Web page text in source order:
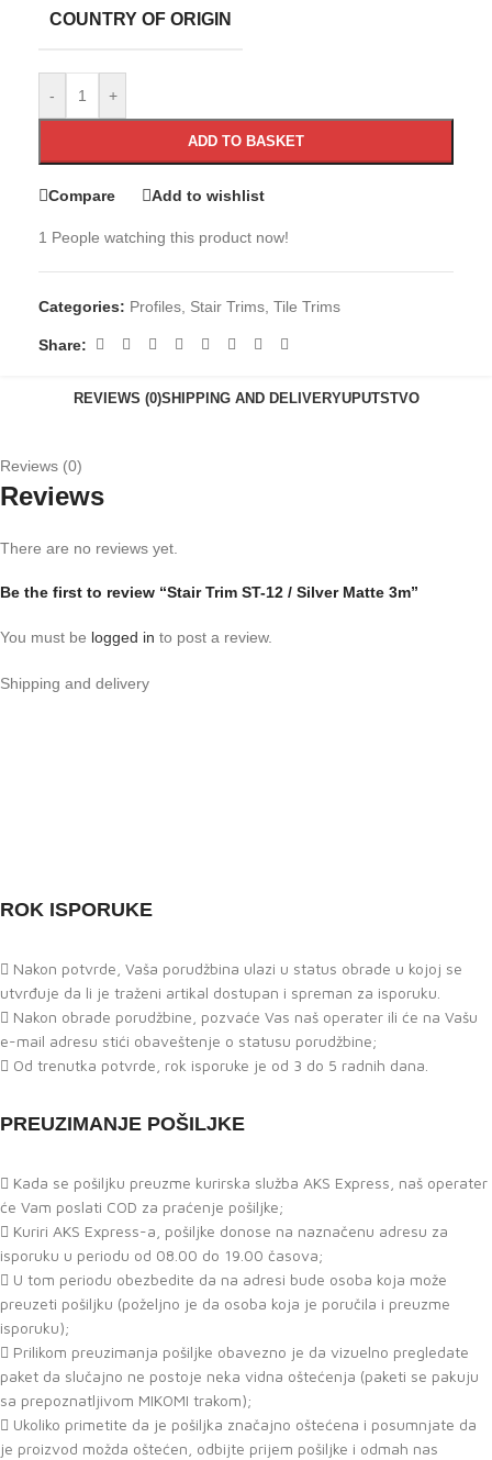
COUNTRY OF ORIGIN
- +
ADD TO BASKET
Compare Add to wishlist
1 People watching this product now!
Categories: Profiles Stair Trims Tile Trims
Share:
REVIEWS (0)SHIPPING AND DELIVERYUPUTSTVO
Reviews (0)
Reviews
There are no reviews yet.
Be the first to review “Stair Trim ST-12 / Silver Matte 3m”
You must be logged in to post a review.
Shipping and delivery
ROK ISPORUKE
Nakon potvrde, Vaša porudžbina ulazi u status obrade u kojoj se
utvrđuje da li je traženi artikal dostupan i spreman za isporuku.
Nakon obrade porudžbine, pozvaće Vas naš operater ili će na Vašu
e-mail adresu stići obaveštenje o statusu porudžbine;
Od trenutka potvrde, rok isporuke je od 3 do 5 radnih dana.
PREUZIMANJE POŠILJKE
Kada se pošiljku preuzme kurirska služba AKS Express, naš operater
će Vam poslati COD za praćenje pošiljke;
Kuriri AKS Express-a, pošiljke donose na naznačenu adresu za
isporuku u periodu od 08.00 do 19.00 časova;
U tom periodu obezbedite da na adresi bude osoba koja može
preuzeti pošiljku (poželjno je da osoba koja je poručila i preuzme
isporuku);
Prilikom preuzimanja pošiljke obavezno je da vizuelno pregledate
paket da slučajno ne postoje neka vidna oštećenja (paketi se pakuju
sa prepoznatljivom MIKOMI trakom);
Ukoliko primetite da je pošiljka značajno oštećena i posumnjate da
je proizvod možda oštećen, odbijte prijem pošiljke i odmah nas